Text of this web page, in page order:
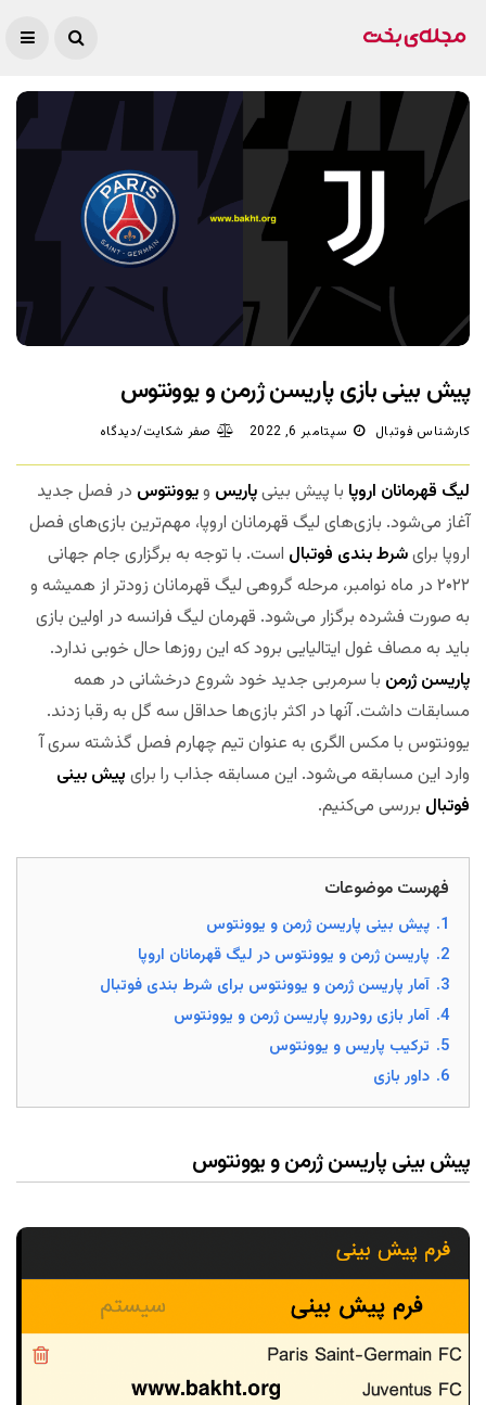
پیش بینی بازی پاریسن ژرمن و یوونتوس
کارشناس فوتبال سپتامبر 6, 2022 صفر شکایت/دیدگاه
لیگ قهرمانان اروپا با پیش بینیپاریس ویوونتوس در فصل جدید
آغاز می‌شود. بازی‌های لیگ قهرمانان اروپا، مهم‌ترین بازی‌های فصل
اروپا برایشرط بندی فوتبال است. با توجه به برگزاری جام جهانی
۲۰۲۲ در ماه نوامبر، مرحله گروهی لیگ قهرمانان زودتر از همیشه و
به صورت فشرده برگزار می‌شود. قهرمان لیگ فرانسه در اولین بازی
باید به مصاف غول ایتالیایی برود که این روزها حال خوبی ندارد.
پاریسن ژرمن با سرمربی جدید خود شروع درخشانی در همه
مسابقات داشت. آنها در اکثر بازی‌ها حداقل سه گل به رقبا زدند.
یوونتوس با مکس الگری به عنوان تیم چهارم فصل گذشته سری آ
وارد این مسابقه می‌شود. این مسابقه جذاب را برای پیش بینی
فوتبال بررسی می‌کنیم.
فهرست موضوعات
1. پیش بینی پاریسن ژرمن و یوونتوس
2. پاریسن ژرمن و یوونتوس در لیگ قهرمانان اروپا
3. آمار پاریسن ژرمن و یوونتوس برای شرط بندی فوتبال
4. آمار بازی رودررو پاریسن ژرمن و یوونتوس
5. ترکیب پاریس و یوونتوس
6. داور بازی
پیش بینی پاریسن ژرمن و یوونتوس